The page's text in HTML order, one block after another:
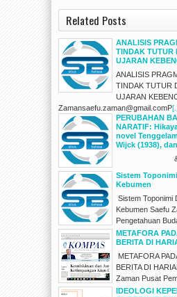
Related Posts
ANALISIS
TINDAK TUTUR
UJARAN
ANALISIS
TINDAK TUTUR
UJARAN
Zamansaefu.zaman@gmail.comP
PERUBAHAN
NARATIF:
novel
Wijck (1938),
Sistem
Kebumen
Sistem Toponimi
Kebumen Saefu
Pengetahuan
METAFORA
BERITA DI
METAFORA
BERITA DI
Zaman Pusat
IDEOLOGI